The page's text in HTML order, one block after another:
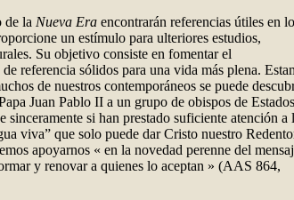
de la Nueva Era encontrarán referencias útiles en
un estímulo para ulteriores estudios,
Su objetivo consiste en fomentar el
referencia sólidos para una vida más plena.
de nuestros contemporáneos se puede
Juan Pablo II a un grupo de obispos de Estados
sinceramente si han prestado suficiente atención a
viva” que solo puede dar Cristo nuestro
apoyarnos « en la novedad perenne del
y renovar a quienes lo aceptan » (AAS 864,